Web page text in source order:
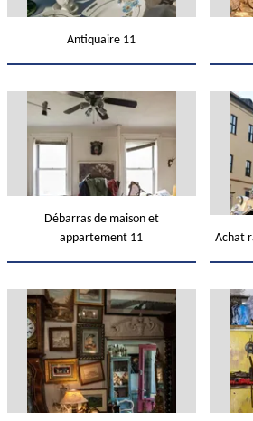
Antiquaire 11
Débarras de maison et
appartement 11
Achat